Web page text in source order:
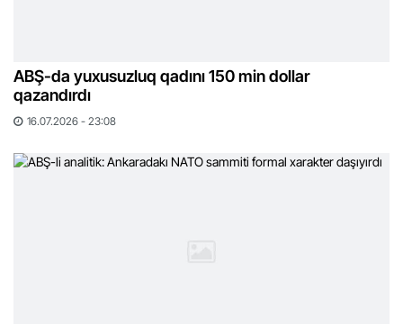
ABŞ-da yuxusuzluq qadını 150 min dollar
qazandırdı
16.07.2026 - 23:08